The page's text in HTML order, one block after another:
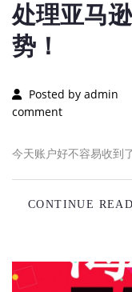
处理亚马
势！
Posted by admin
comment
今天账户好不容易收到
CONTINUE